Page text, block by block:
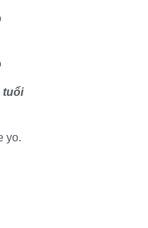
tuổi
yo.